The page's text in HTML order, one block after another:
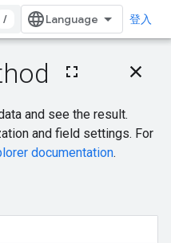
/ 登入
這個頁面中的內容
HTTP 要求
要求主體
回應主體
授權範圍